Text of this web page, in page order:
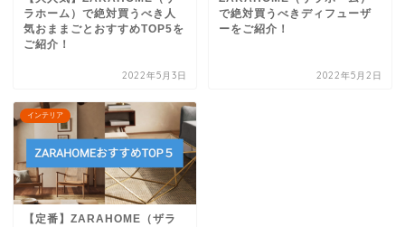
ラホーム）で絶対買うべき人
気おままごとおすすめTOP5を
ご紹介！
2022年5月3日
で絶対買うべきディフューザ
ーをご紹介！
2022年5月2日
インテリア
【定番】ZARAHOME（ザラ